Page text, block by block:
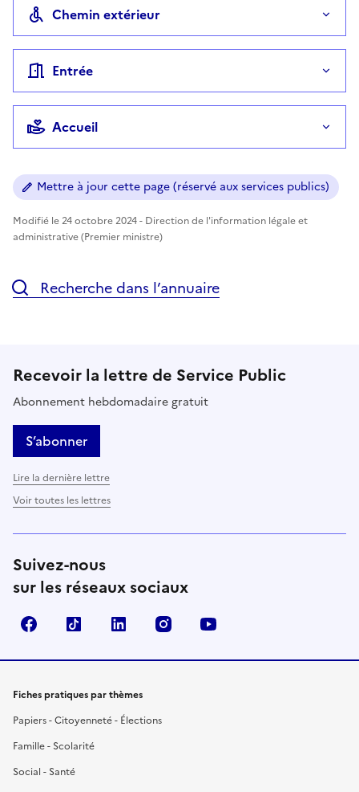
Chemin extérieur
Entrée
Accueil
Mettre à jour cette page (réservé aux services publics)
Modifié le 24 octobre 2024 - Direction de l'information légale et
administrative (Premier ministre)
Recherche dans l’annuaire
Recevoir la lettre de Service Public
Abonnement hebdomadaire gratuit
S’abonner
Lire la dernière lettre
Voir toutes les lettres
Suivez-nous
sur les réseaux sociaux
FacebookTikTok LinkedIn Instagram
Fiches pratiques par thèmes
Papiers - Citoyenneté - Élections
Famille - Scolarité
Social - Santé